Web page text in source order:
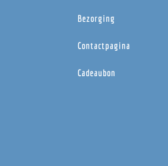
Bezorging
Contactpagina
Cadeaubon